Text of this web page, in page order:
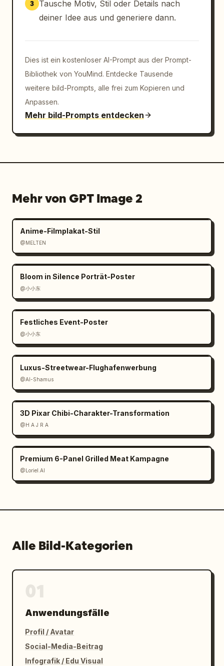
3
Tausche Motiv, Stil oder Details nach
deiner Idee aus und generiere dann.
Dies ist ein kostenloser AI-Prompt aus der Prompt-
Bibliothek von YouMind. Entdecke Tausende
weitere bild-Prompts, alle frei zum Kopieren und
Anpassen.
Mehr bild-Prompts entdecken
Mehr von GPT Image 2
Anime-Filmplakat-Stil
@MELTEN
Bloom in Silence Porträt-Poster
@小小东
Festliches Event-Poster
@小小东
Luxus-Streetwear-Flughafenwerbung
@Al-Shamus
3D Pixar Chibi-Charakter-Transformation
@H A J R A
Premium 6-Panel Grilled Meat Kampagne
@Loriel.AI
Alle Bild-Kategorien
Anwendungsfälle
Profil / Avatar
Social-Media-Beitrag
Infografik / Edu Visual